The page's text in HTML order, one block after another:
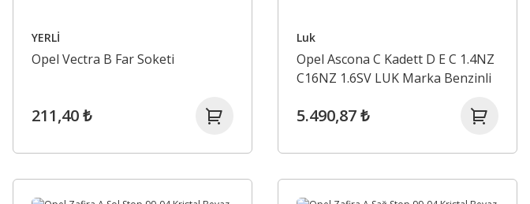
YERLİ
Opel Vectra B Far Soketi
211,40 ₺
Luk
Opel Ascona C Kadett D E C 1.4NZ
C16NZ 1.6SV LUK Marka Benzinli
620033400
5.490,87 ₺